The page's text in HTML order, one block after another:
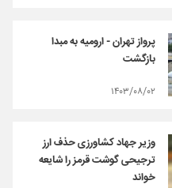
پرواز تهران - ارومیه به مبدا
بازگشت
۱۴۰۳/۰۸/۰۲
وزیر جهاد کشاورزی حذف ارز
ترجیحی گوشت قرمز را شایعه
خواند